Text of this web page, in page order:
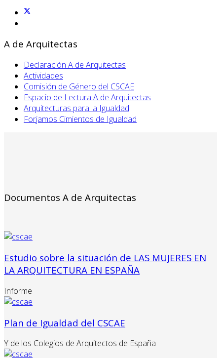
A de Arquitectas
Declaración A de Arquitectas
Actividades
Comisión de Género del CSCAE
Espacio de Lectura A de Arquitectas
Arquitecturas para la Igualdad
Forjamos Cimientos de Igualdad
Documentos A de Arquitectas
Estudio sobre la situación de LAS MUJERES EN
LA ARQUITECTURA EN ESPAÑA
Informe
Plan de Igualdad del CSCAE
Y de los Colegios de Arquitectos de España